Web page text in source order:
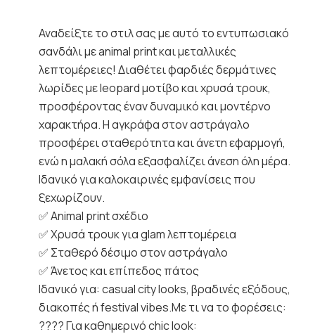
Αναδείξτε το στιλ σας με αυτό το εντυπωσιακό
σανδάλι με animal print και μεταλλικές
λεπτομέρειες! Διαθέτει φαρδιές δερμάτινες
λωρίδες με leopard μοτίβο και χρυσά τρουκ,
προσφέροντας έναν δυναμικό και μοντέρνο
χαρακτήρα. Η αγκράφα στον αστράγαλο
προσφέρει σταθερότητα και άνετη εφαρμογή,
ενώ η μαλακή σόλα εξασφαλίζει άνεση όλη μέρα.
Ιδανικό για καλοκαιρινές εμφανίσεις που
ξεχωρίζουν.
✅ Animal print σχέδιο
✅ Χρυσά τρουκ για glam λεπτομέρεια
✅ Σταθερό δέσιμο στον αστράγαλο
✅ Άνετος και επίπεδος πάτος
Ιδανικό για: casual city looks, βραδινές εξόδους,
διακοπές ή festival vibes.Με τι να το φορέσεις:
???? Για καθημερινό chic look: